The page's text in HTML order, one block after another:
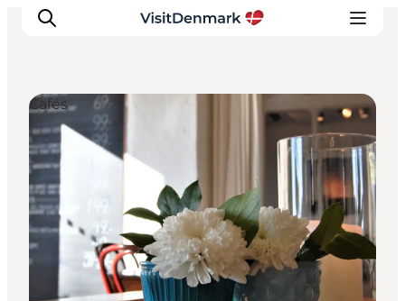
Inspiration
Regionen
Erlebnisse
Unterkünfte
Reiseplanung
Cafés